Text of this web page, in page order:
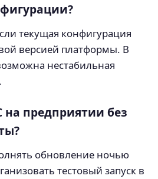
текущая конфигурация
версией платформы. В
нестабильная
на предприятии без
обновление ночью
тестовый запуск в